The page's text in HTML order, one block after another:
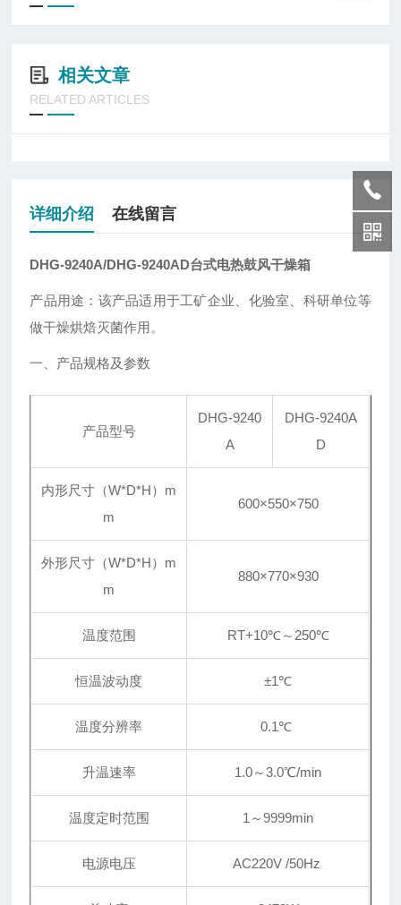
相关文章
RELATED ARTICLES
详细介绍 在线留言
DHG-9240A/DHG-9240AD台式电热鼓风干燥箱
产品用途：该产品适用于工矿企业、化验室、科研单位等
做干燥烘焙灭菌作用。
一、产品规格及参数
产品型号
DHG-9240
A
DHG-9240A
D
内形尺寸（W*D*H）m
m
600×550×750
外形尺寸（W*D*H）m
m
880×770×930
温度范围 RT+10℃～250℃
恒温波动度 ±1℃
温度分辨率 0.1℃
升温速率 1.0～3.0℃/min
温度定时范围 1～9999min
电源电压 AC220V /50Hz